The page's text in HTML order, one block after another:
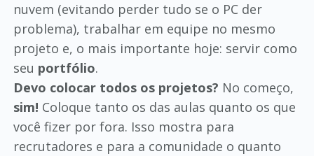
nuvem (evitando perder tudo se o PC der
problema), trabalhar em equipe no mesmo
projeto e, o mais importante hoje: servir como
seu portfólio.
Devo colocar todos os projetos? No começo,
sim! Coloque tanto os das aulas quanto os que
você fizer por fora. Isso mostra para
recrutadores e para a comunidade o quanto